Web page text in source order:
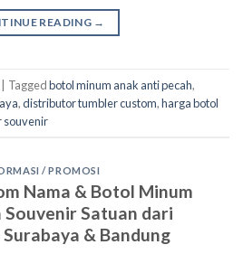
READING →
Taggedbotol minum anak anti pecah,
,distributor tumbler custom,harga botol
souvenir
/ PROMOSI
Nama & Botol Minum
Souvenir Satuan dari
& Bandung